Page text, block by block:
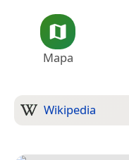
Mapa
Wikipedia